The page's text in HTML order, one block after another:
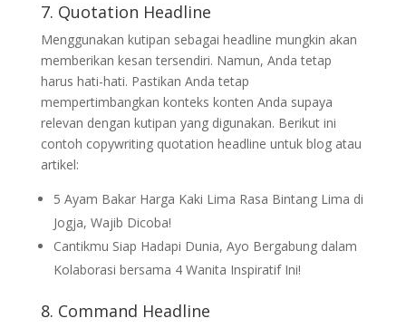
7. Quotation Headline
Menggunakan kutipan sebagai headline mungkin akan
memberikan kesan tersendiri. Namun, Anda tetap
harus hati-hati. Pastikan Anda tetap
mempertimbangkan konteks konten Anda supaya
relevan dengan kutipan yang digunakan. Berikut ini
contoh copywriting quotation headline untuk blog atau
artikel:
5 Ayam Bakar Harga Kaki Lima Rasa Bintang Lima di
Jogja, Wajib Dicoba!
Cantikmu Siap Hadapi Dunia, Ayo Bergabung dalam
Kolaborasi bersama 4 Wanita Inspiratif Ini!
8. Command Headline